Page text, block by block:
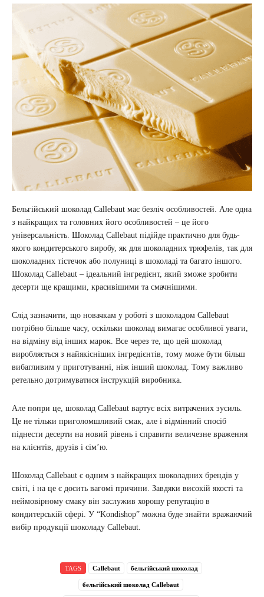
Бельгійський шоколад Callebaut має безліч особливостей. Але одна
з найкращих та головних його особливостей – це його
універсальність. Шоколад Callebaut підійде практично для будь-
якого кондитерського виробу, як для шоколадних трюфелів, так для
шоколадних тістечок або полуниці в шоколаді та багато іншого.
Шоколад Callebaut – ідеальний інгредієнт, який зможе зробити
десерти ще кращими, красивішими та смачнішими.
Слід зазначити, що новачкам у роботі з шоколадом Callebaut
потрібно більше часу, оскільки шоколад вимагає особливої уваги,
на відміну від інших марок. Все через те, що цей шоколад
виробляється з найякісніших інгредієнтів, тому може бути більш
вибагливим у приготуванні, ніж інший шоколад. Тому важливо
ретельно дотримуватися інструкцій виробника.
Але попри це, шоколад Callebaut вартує всіх витрачених зусиль.
Це не тільки приголомшливий смак, але і відмінний спосіб
піднести десерти на новий рівень і справити величезне враження
на клієнтів, друзів і сім’ю.
Шоколад Callebaut є одним з найкращих шоколадних брендів у
світі, і на це є досить вагомі причини. Завдяки високій якості та
неймовірному смаку він заслужив хорошу репутацію в
кондитерській сфері. У “Kondishop” можна буде знайти вражаючий
вибір продукції шоколаду Callebaut.
TAGS Callebaut бельгійський шоколад
бельгійський шоколад Callebaut